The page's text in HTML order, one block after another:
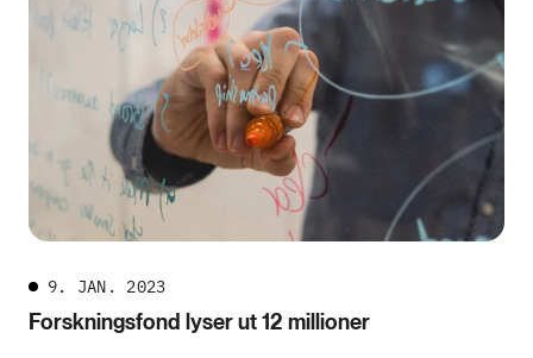
9. JAN. 2023
Forskningsfond lyser ut 12 millioner